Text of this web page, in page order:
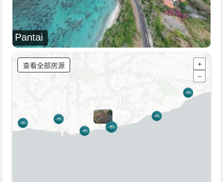
Pantai
查看全部房源
+
−